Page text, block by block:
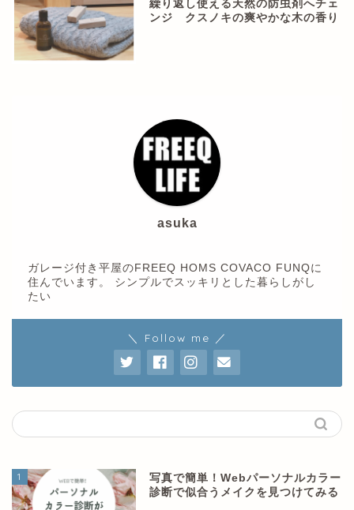
繰り返し使える天然の防虫剤へチェ
ンジ クスノキの爽やかな木の香り
asuka
ガレージ付き平屋のFREEQ HOMS COVACO FUNQに
住んでいます。 シンプルでスッキリとした暮らしがし
たい
＼ Follow me ／
1
写真で簡単！Webパーソナルカラー
診断で似合うメイクを見つけてみる